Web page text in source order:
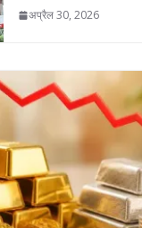
अप्रैल 30, 2026